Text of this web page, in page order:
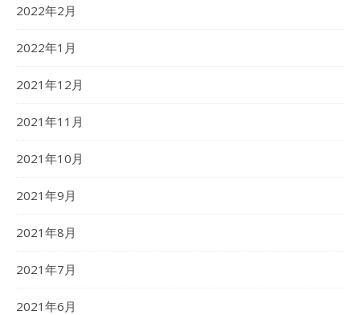
2022年2月
2022年1月
2021年12月
2021年11月
2021年10月
2021年9月
2021年8月
2021年7月
2021年6月